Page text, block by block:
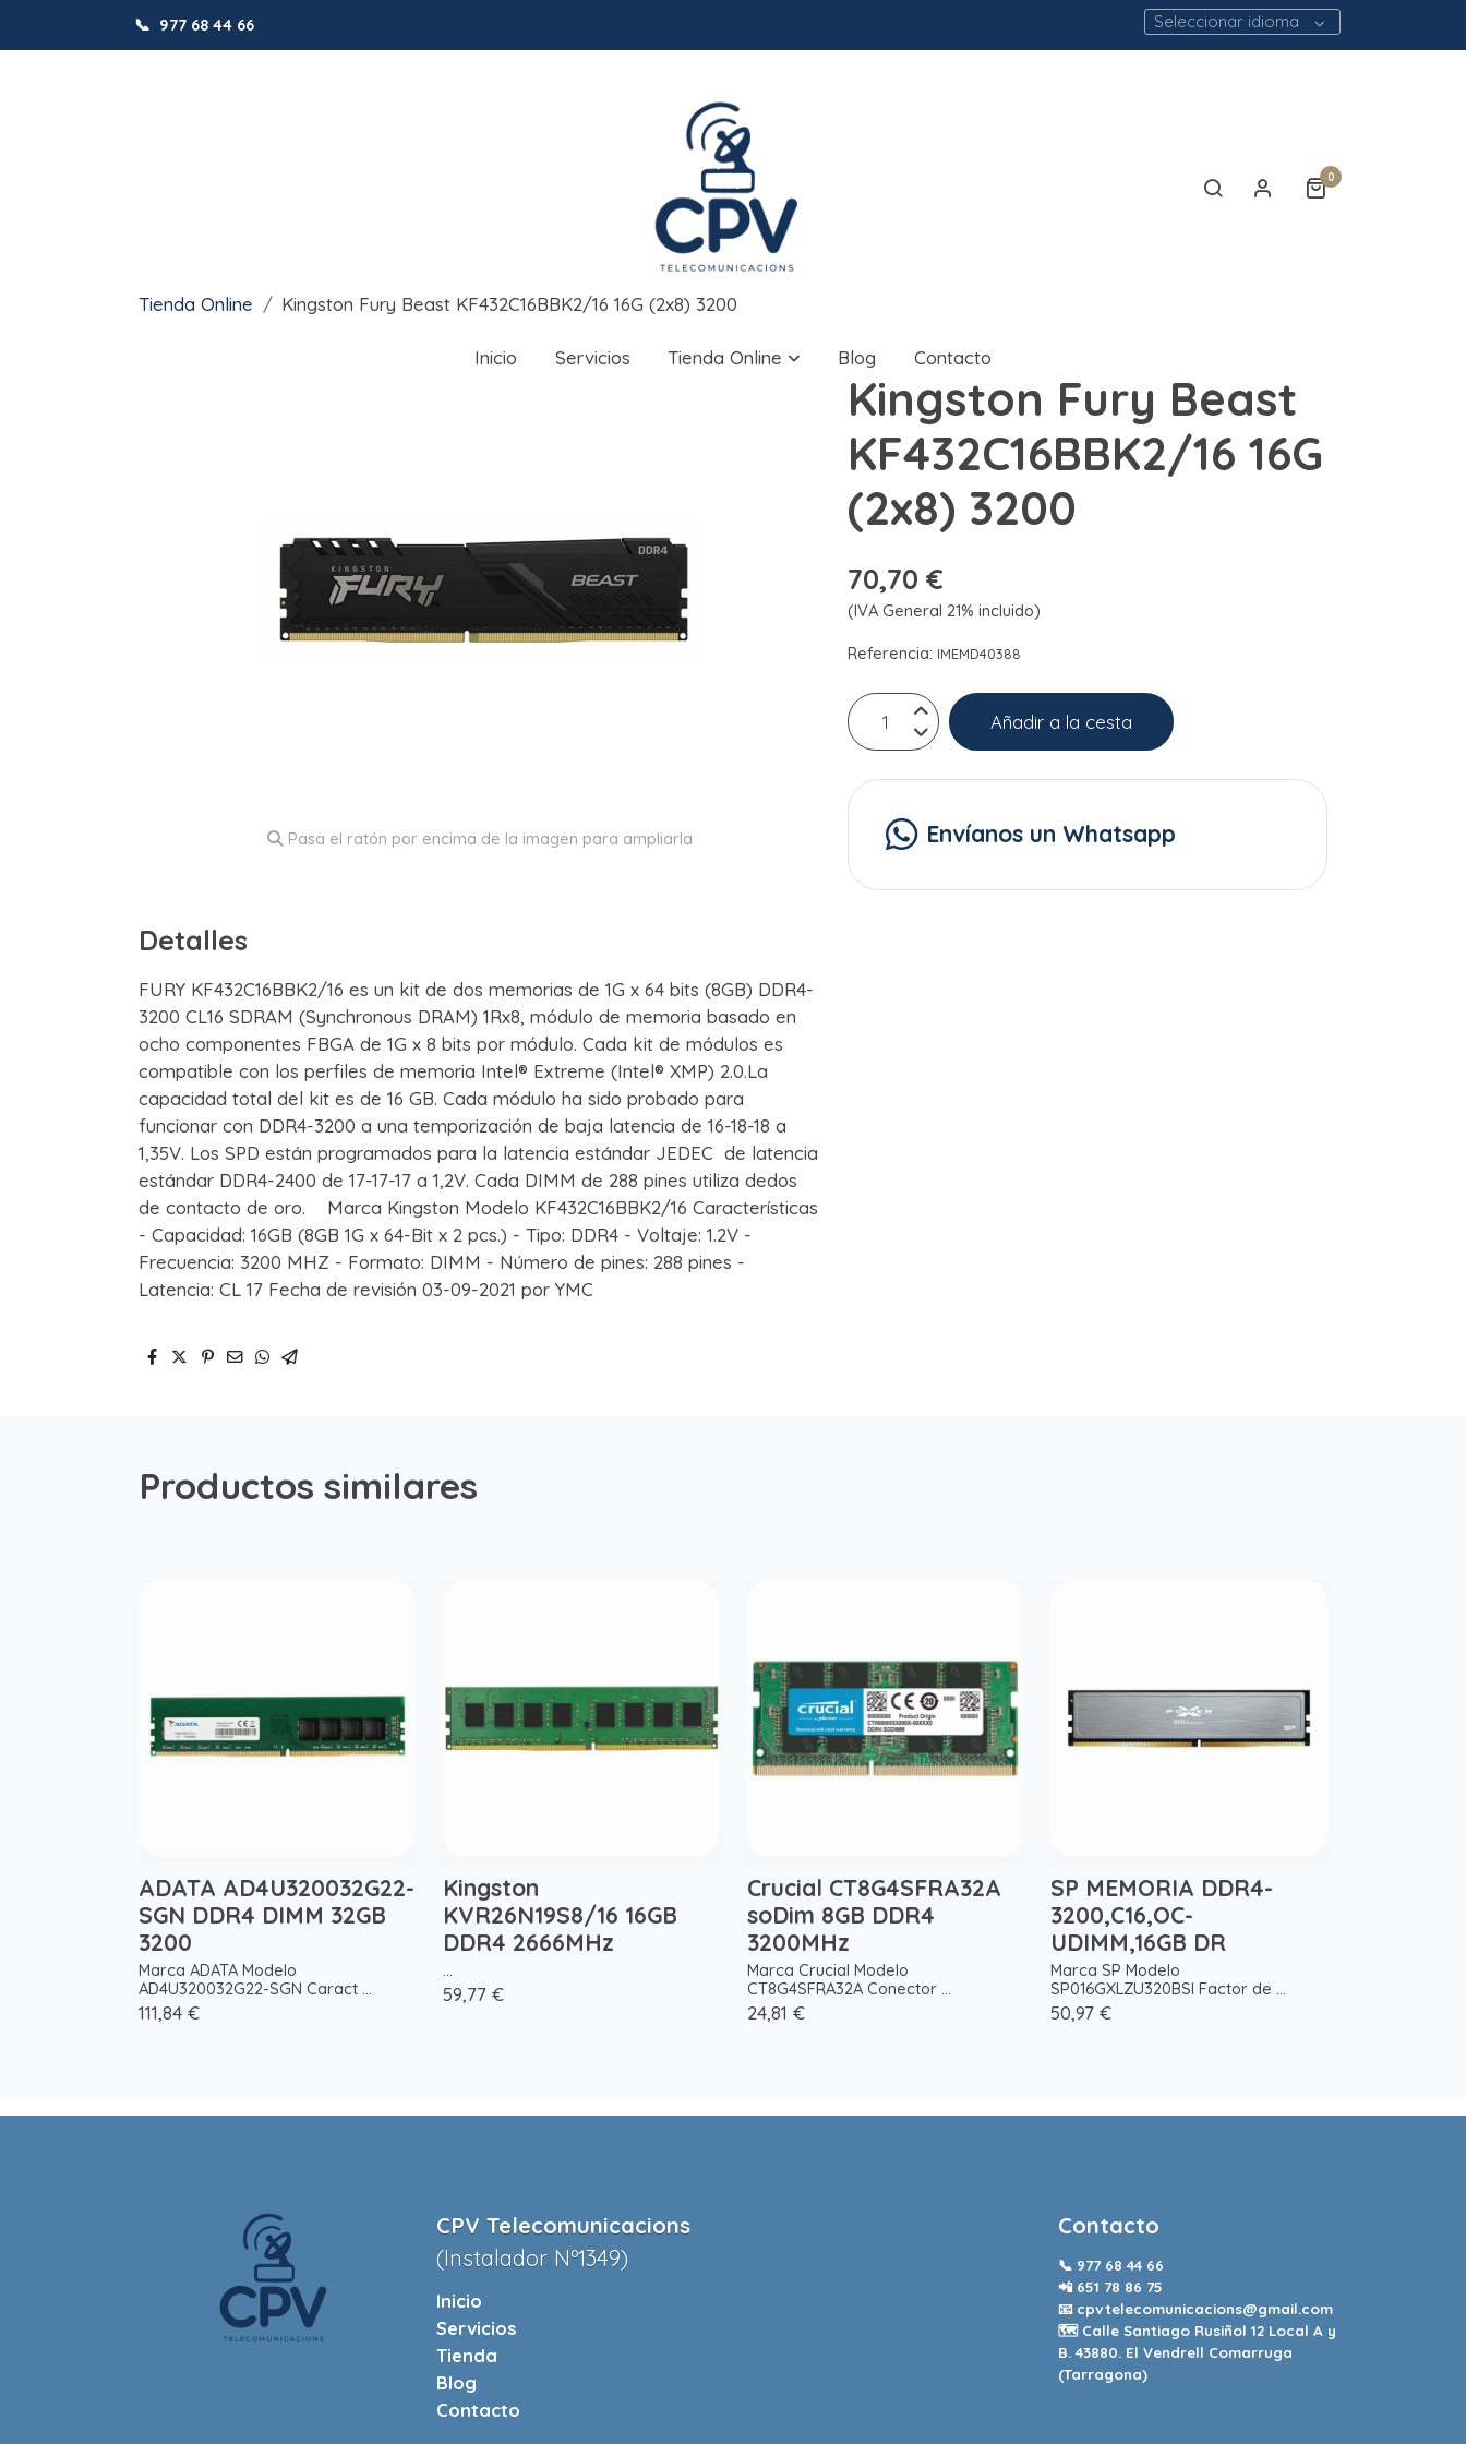
📞 977 68 44 66 Seleccionar idioma
0
Inicio Servicios Tienda Online Blog Contacto
Tienda Online Kingston Fury Beast KF432C16BBK2/16 16G (2x8) 3200
Pasa el ratón por encima de la imagen para ampliarla
Detalles
FURY KF432C16BBK2/16 es un kit de dos memorias de 1G x 64 bits (8GB) DDR4-
3200 CL16 SDRAM (Synchronous DRAM) 1Rx8, módulo de memoria basado en
ocho componentes FBGA de 1G x 8 bits por módulo. Cada kit de módulos es
compatible con los perfiles de memoria Intel® Extreme (Intel® XMP) 2.0.La
capacidad total del kit es de 16 GB. Cada módulo ha sido probado para
funcionar con DDR4-3200 a una temporización de baja latencia de 16-18-18 a
1,35V. Los SPD están programados para la latencia estándar JEDEC de latencia
estándar DDR4-2400 de 17-17-17 a 1,2V. Cada DIMM de 288 pines utiliza dedos
de contacto de oro. Marca Kingston Modelo KF432C16BBK2/16 Características
- Capacidad: 16GB (8GB 1G x 64-Bit x 2 pcs.) - Tipo: DDR4 - Voltaje: 1.2V -
Frecuencia: 3200 MHZ - Formato: DIMM - Número de pines: 288 pines -
Latencia: CL 17 Fecha de revisión 03-09-2021 por YMC
Kingston Fury Beast
KF432C16BBK2/16 16G
(2x8) 3200
70,70 €
(IVA General 21% incluido)
Referencia: IMEMD40388
Añadir a la cesta
Envíanos un Whatsapp
Productos similares
ADATA AD4U320032G22-
SGN DDR4 DIMM 32GB
3200
Marca ADATA Modelo
AD4U320032G22-SGN Caract ...
111,84 €
Kingston
KVR26N19S8/16 16GB
DDR4 2666MHz
...
59,77 €
Crucial CT8G4SFRA32A
soDim 8GB DDR4
3200MHz
Marca Crucial Modelo
CT8G4SFRA32A Conector ...
24,81 €
SP MEMORIA DDR4-
3200,C16,OC-
UDIMM,16GB DR
Marca SP Modelo
SP016GXLZU320BSI Factor de ...
50,97 €
CPV Telecomunicacions
(Instalador Nº1349)
Inicio
Servicios
Tienda
Blog
Contacto
Contacto
📞 977 68 44 66
📲 651 78 86 75
📧 cpvtelecomunicacions@gmail.com
🗺️ Calle Santiago Rusiñol 12 Local A y
B. 43880. El Vendrell Comarruga
(Tarragona)